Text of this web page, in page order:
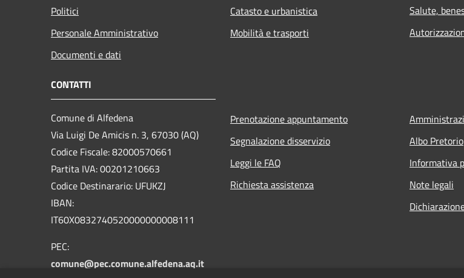
Politici
Personale Amministrativo
Documenti e dati
Catasto e urbanistica
Mobilità e trasporti
Salute,
CONTATTI
Comune di Alfedena
Via Luigi De Amicis n. 3, 67030 (AQ)
Codice Fiscale: 82000570661
Partita IVA: 00201210663
Codice Destinarario: UFUKZJ
IBAN:
IT60X0832740520000000008111
PEC:
comune@pec.comune.alfedena.aq.it
Prenotazione appuntamento
Segnalazione disservizio
Leggi le FAQ
Richiesta assistenza
Albo Pretorio
Informativa
Note legali